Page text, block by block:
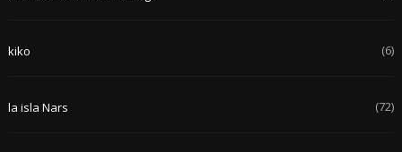
kiko (6)
la isla Nars (72)